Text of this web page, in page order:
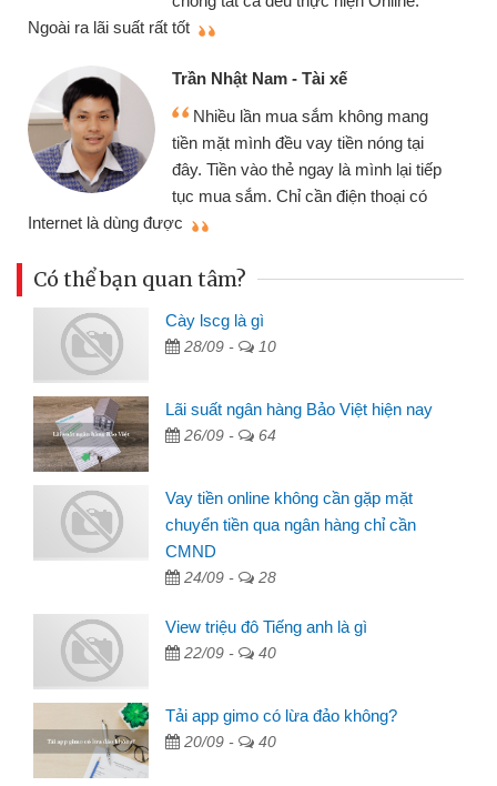
thiệu cho bạn bè biết
Cấn Văn Lực - Tạp hóa
Tôi kinh doanh buôn bán nhỏ lẻ
nhiều lúc cần vốn nhập hàng, nhờ biết
đến website qua bạn bè giới thiệu tôi
đã giải quyết được công việc của
Có thể bạn quan tâm?
Cày lscg là gì
28/09 - 10
Lãi suất ngân hàng Bảo Việt hiện nay
26/09 - 64
Vay tiền online không cần gặp mặt
chuyển tiền qua ngân hàng chỉ cần
CMND
24/09 - 28
View triệu đô Tiếng anh là gì
22/09 - 40
Tải app gimo có lừa đảo không?
20/09 - 40